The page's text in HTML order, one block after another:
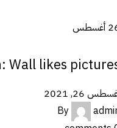
أغسطس
Wall likes
26, 2021
By